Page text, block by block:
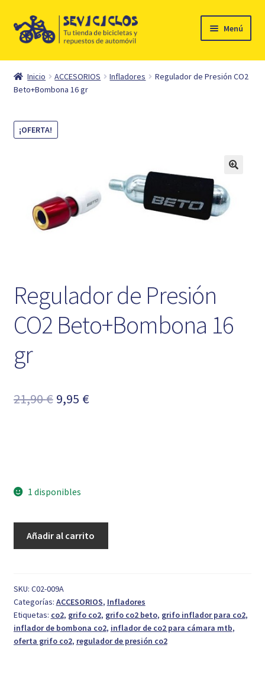
Ir
Ir
al
Menú
Inicio
Ciclismo
Automóvil
Inicio ACCESORIOS Infladores
Regulador de Presión CO2
Beto+Bombona 16 gr
¡OFERTA!
Regulador de Presión
CO2 Beto+Bombona 16
gr
21,90€ El
9,95 €El
1 disponibles
Beto+Bombona
16
gr
cantidad
Añadir al carrito
SKU: C02-009A
Categorías: ACCESORIOS, Infladores
Etiquetas: co2, grifo co2, grifo co2 beto, grifo inflador para co2,
inflador de bombona co2, inflador de co2 para cámara mtb,
oferta grifo co2, regulador de presión co2